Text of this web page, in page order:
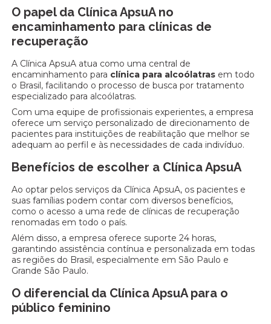
O papel da Clínica ApsuA no
encaminhamento para clínicas de
recuperação
A Clínica ApsuA atua como uma central de
encaminhamento para clínica para alcoólatras em todo
o Brasil, facilitando o processo de busca por tratamento
especializado para alcoólatras.
Com uma equipe de profissionais experientes, a empresa
oferece um serviço personalizado de direcionamento de
pacientes para instituições de reabilitação que melhor se
adequam ao perfil e às necessidades de cada indivíduo.
Benefícios de escolher a Clínica ApsuA
Ao optar pelos serviços da Clínica ApsuA, os pacientes e
suas famílias podem contar com diversos benefícios,
como o acesso a uma rede de clínicas de recuperação
renomadas em todo o país.
Além disso, a empresa oferece suporte 24 horas,
garantindo assistência contínua e personalizada em todas
as regiões do Brasil, especialmente em São Paulo e
Grande São Paulo.
O diferencial da Clínica ApsuA para o
público feminino